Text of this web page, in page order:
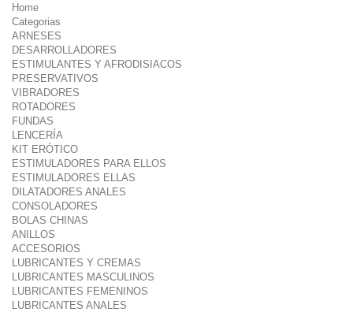
Home
Categorias
ARNESES
DESARROLLADORES
ESTIMULANTES Y AFRODISIACOS
PRESERVATIVOS
VIBRADORES
ROTADORES
FUNDAS
LENCERÍA
KIT ERÓTICO
ESTIMULADORES PARA ELLOS
ESTIMULADORES ELLAS
DILATADORES ANALES
CONSOLADORES
BOLAS CHINAS
ANILLOS
ACCESORIOS
LUBRICANTES Y CREMAS
LUBRICANTES MASCULINOS
LUBRICANTES FEMENINOS
LUBRICANTES ANALES